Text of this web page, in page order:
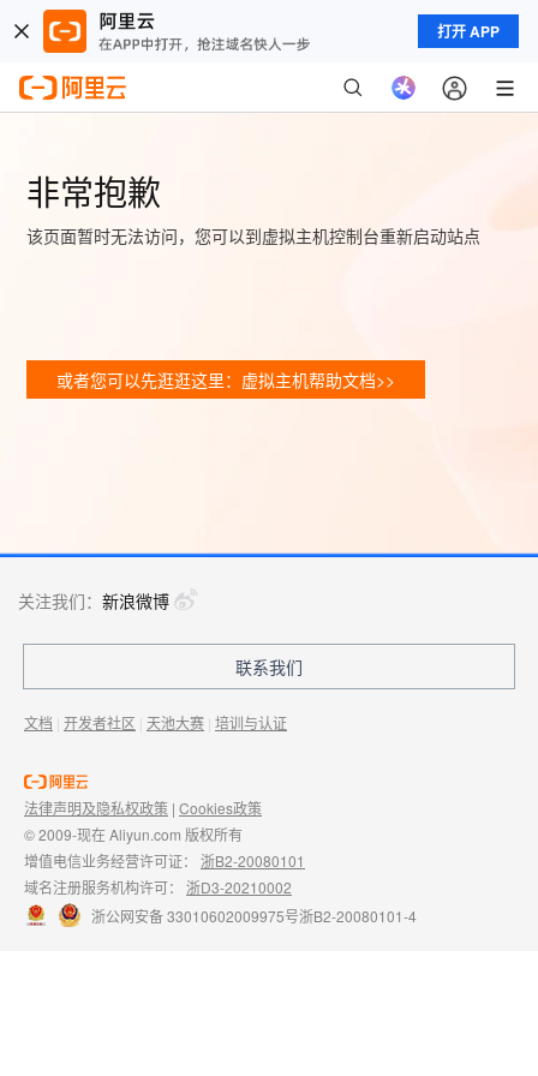
打开 APP
非常抱歉
该页面暂时无法访问，您可以到虚拟主机控制台重新启动站点
或者您可以先逛逛这里：虚拟主机帮助文档>>